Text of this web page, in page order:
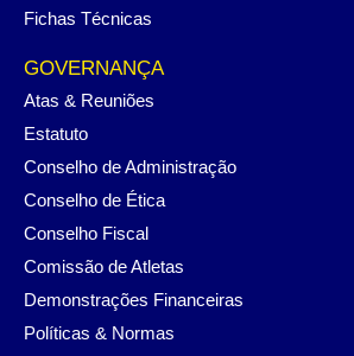
Fichas Técnicas
GOVERNANÇA
Atas & Reuniões
Estatuto
Conselho de Administração
Conselho de Ética
Conselho Fiscal
Comissão de Atletas
Demonstrações Financeiras
Políticas & Normas